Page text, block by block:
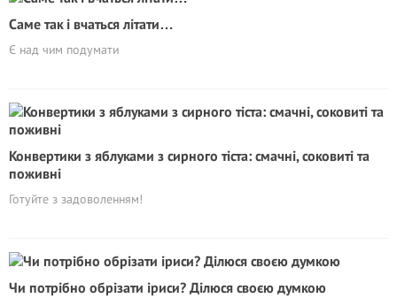
Саме так і вчаться літати…
Є над чим подумати
Конвертики з яблуками з сирного тіста: смачні, соковиті та
поживні
Готуйте з задоволенням!
Чи потрібно обрізати іриси? Ділюся своєю думкою